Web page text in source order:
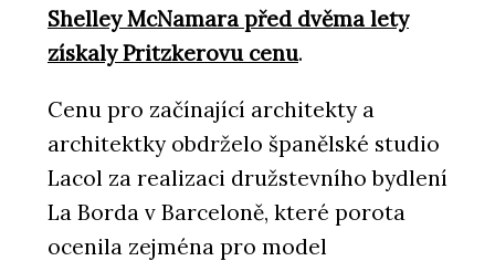
Shelley McNamara před dvěma lety
získaly Pritzkerovu cenu.
Cenu pro začínající architekty a
architektky obdrželo španělské studio
Lacol za realizaci družstevního bydlení
La Borda v Barceloně, které porota
ocenila zejména pro model